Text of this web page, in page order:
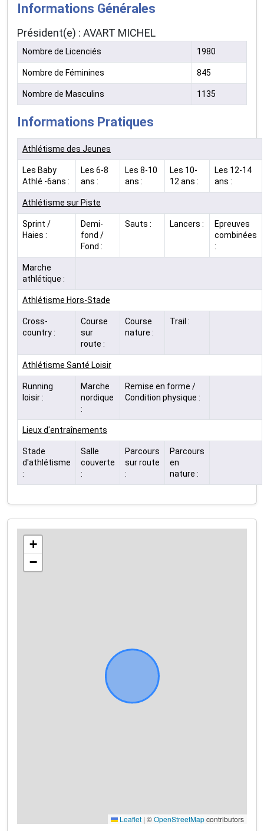
Informations Générales
Président(e) : AVART MICHEL
Nombre de Licenciés 1980
Nombre de Féminines 845
Nombre de Masculins 1135
Informations Pratiques
Athlétisme des Jeunes
Les Baby
Athlé -6ans :
Les 6-8
ans :
Les 8-10
ans :
Les 10-
12 ans :
Les 12-14
ans :
Athlétisme sur Piste
Sprint /
Haies :
Demi-
fond /
Fond :
Sauts : Lancers :
Epreuves
combinées
:
Marche
athlétique :
Athlétisme Hors-Stade
Cross-
country :
Course
sur
route :
Course
nature :
Trail :
Athlétisme Santé Loisir
Running
loisir :
Marche
nordique
:
Remise en forme /
Condition physique :
Lieux d'entraînements
Stade
d'athlétisme
:
Salle
couverte
:
Parcours
sur route
:
Parcours
en
nature :
+
−
Leaflet | ©OpenStreetMapcontributors